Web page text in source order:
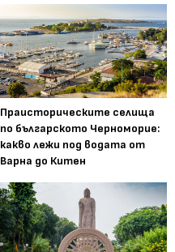
Праисторическите селища
по българското Черноморие:
какво лежи под водата от
Варна до Китен